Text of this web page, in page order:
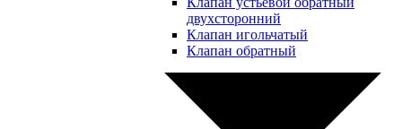
двухсторонний
Клапан игольчатый
Клапан обратный